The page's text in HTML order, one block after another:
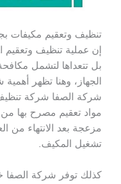
تنظيف وتعقيم مكيفات
إن عملية تنظيف وتعقيم
بل تتعداها لتشمل مكافحة
الجهاز، وهنا تظهر
شركة الصفا شركة
مواد تعقيم مصرح بها من
مزعجة بعد الانتهاء من
تشغيل المكيف.
كذلك توفر شركة الصفا